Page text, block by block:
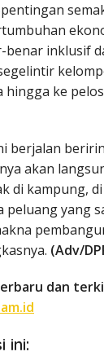
benar inklusif
hingga ke
berjalan
akan
di kampung,
peluang yang
(Adv/
dan
ini: